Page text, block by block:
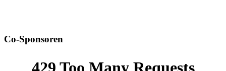
Co-Sponsoren